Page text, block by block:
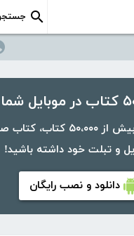
شما
با اپلیکیشن کتابراه، بیش از
و تبلت خود داشته باشید!
دانلود و نصب رایگان